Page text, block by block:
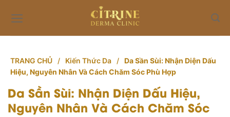
content
TRANG CHỦ / Kiến Thức Da / Da Sần Sùi: Nhận Diện Dấu
Hiệu, Nguyên Nhân Và Cách Chăm Sóc Phù Hợp
Da Sần Sùi: Nhận Diện Dấu Hiệu,
Nguyên Nhân Và Cách Chăm Sóc